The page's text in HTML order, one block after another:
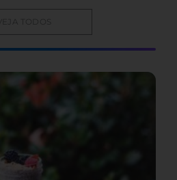
VEJA TODOS